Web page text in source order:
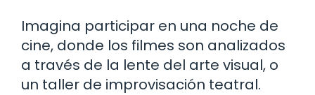
Imagina participar en una noche de
cine, donde los filmes son analizados
a través de la lente del arte visual, o
un taller de improvisación teatral.